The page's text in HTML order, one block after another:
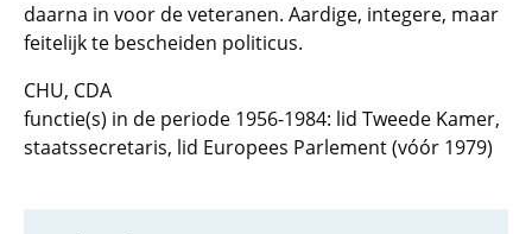
daarna in voor de veteranen. Aardige, integere, maar
feitelijk te bescheiden politicus.
CHU, CDA
functie(s) in de periode 1956-1984: lid Tweede Kamer,
staatssecretaris, lid Europees Parlement (vóór 1979)